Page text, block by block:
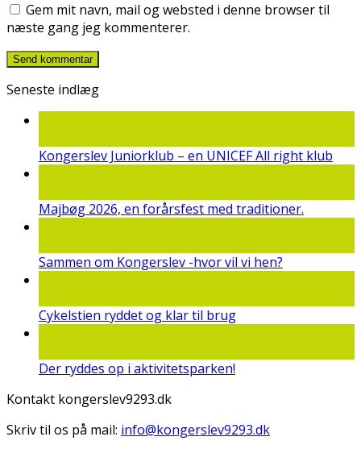
Gem mit navn, mail og websted i denne browser til
næste gang jeg kommenterer.
Seneste indlæg
Kongerslev Juniorklub – en UNICEF All right klub
Majbøg 2026, en forårsfest med traditioner.
Sammen om Kongerslev -hvor vil vi hen?
Cykelstien ryddet og klar til brug
Der ryddes op i aktivitetsparken!
Kontakt kongerslev9293.dk
Skriv til os på mail: info@kongerslev9293.dk